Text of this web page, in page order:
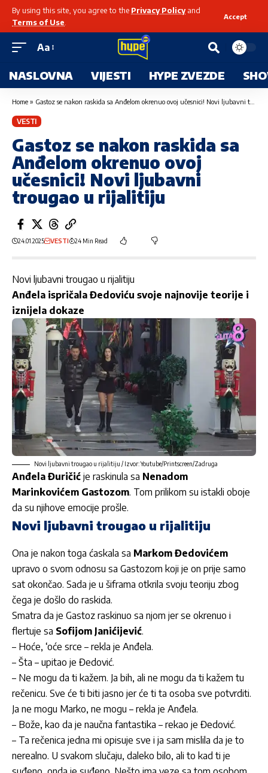
By using this site, you agree to the Privacy Policyand
Terms of Use
Accept
Aa
NASLOVNA VIJESTI HYPE ZVEZDE
Home » Gastoz se nakon raskida sa Anđelom okrenuo ovoj učesnici! Novi ljubavni trougao u rijalitiju
VESTI
Gastoz se nakon raskida sa
Anđelom okrenuo ovoj
učesnici! Novi ljubavni
trougao u rijalitiju
24.01.2025 VESTI 24 Min Read
Novi ljubavni trougao u rijalitiju
Anđela ispričala Đedoviću svoje najnovije teorije i
iznijela dokaze
Novi ljubavni trougao u rijalitiju / Izvor: Youtube/Printscreen/Zadruga
Anđela Đuričić je raskinula sa Nenadom
Marinkovićem Gastozom. Tom prilikom su istakli oboje
da su njihove emocije prošle.
Novi ljubavni trougao u rijalitiju
Ona je nakon toga ćaskala sa Markom Đedovićem
upravo o svom odnosu sa Gastozom koji je on prije samo
sat okončao. Sada je u šiframa otkrila svoju teoriju zbog
čega je došlo do raskida.
Smatra da je Gastoz raskinuo sa njom jer se okrenuo i
flertuje sa Sofijom Janićijević.
– Hoće, ‘oće srce – rekla je Anđela.
– Šta – upitao je Đedović.
– Ne mogu da ti kažem. Ja bih, ali ne mogu da ti kažem tu
rečenicu. Sve će ti biti jasno jer će ti ta osoba sve potvrditi.
Ja ne mogu Marko, ne mogu – rekla je Anđela.
– Bože, kao da je naučna fantastika – rekao je Đedović.
– Ta rečenica jedna mi opisuje sve i ja sam mislila da je to
nerealno. U svakom slučaju, daleko bilo, ali to kad ti je